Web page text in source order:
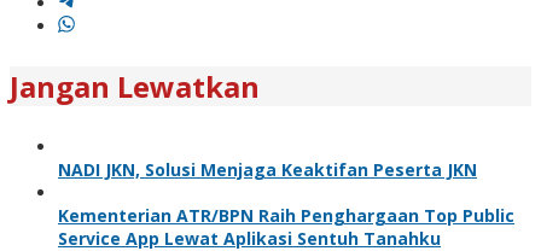
Jangan Lewatkan
NADI JKN, Solusi Menjaga Keaktifan Peserta JKN
Kementerian ATR/BPN Raih Penghargaan Top Public
Service App Lewat Aplikasi Sentuh Tanahku